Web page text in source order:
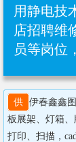
用静电技
店招聘维
员等岗位
供 伊春鑫鑫
板展架、灯箱、
打印、扫描，